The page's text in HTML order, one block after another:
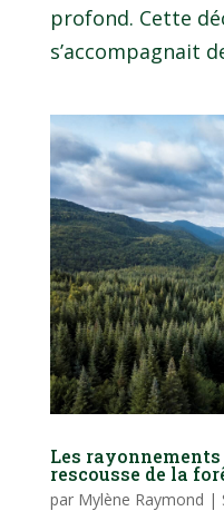
profond. Cette
s’accompagnait
Les
rescousse de la
par Mylène Raymond |